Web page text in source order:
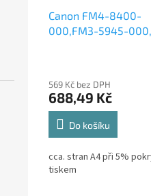
Canon FM4-8400-
000,FM3-5945-000,
569 Kč bez DPH
688,49 Kč
Do košíku
cca. stran A4 při 5%
tiskem